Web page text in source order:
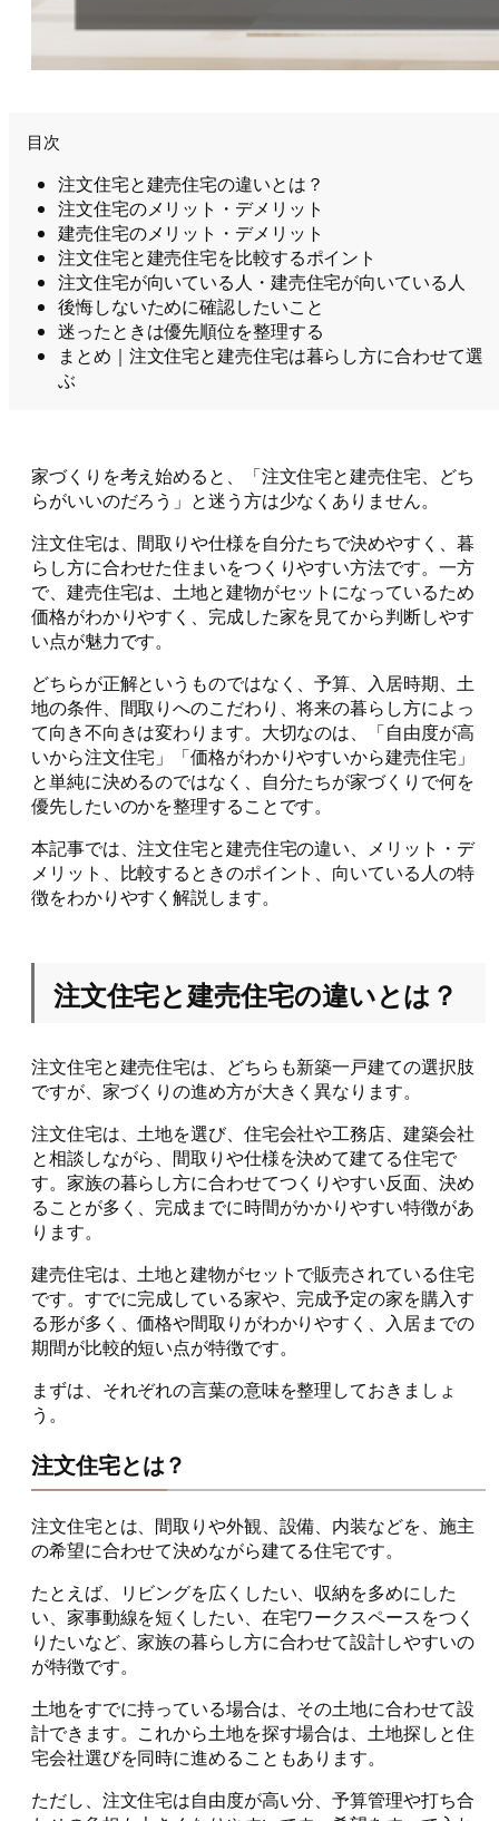
目次
注文住宅と建売住宅の違いとは？
注文住宅のメリット・デメリット
建売住宅のメリット・デメリット
注文住宅と建売住宅を比較するポイント
注文住宅が向いている人・建売住宅が向いている人
後悔しないために確認したいこと
迷ったときは優先順位を整理する
まとめ｜注文住宅と建売住宅は暮らし方に合わせて選
ぶ
家づくりを考え始めると、「注文住宅と建売住宅、どち
らがいいのだろう」と迷う方は少なくありません。
注文住宅は、間取りや仕様を自分たちで決めやすく、暮
らし方に合わせた住まいをつくりやすい方法です。一方
で、建売住宅は、土地と建物がセットになっているため
価格がわかりやすく、完成した家を見てから判断しやす
い点が魅力です。
どちらが正解というものではなく、予算、入居時期、土
地の条件、間取りへのこだわり、将来の暮らし方によっ
て向き不向きは変わります。大切なのは、「自由度が高
いから注文住宅」「価格がわかりやすいから建売住宅」
と単純に決めるのではなく、自分たちが家づくりで何を
優先したいのかを整理することです。
本記事では、注文住宅と建売住宅の違い、メリット・デ
メリット、比較するときのポイント、向いている人の特
徴をわかりやすく解説します。
注文住宅と建売住宅の違いとは？
注文住宅と建売住宅は、どちらも新築一戸建ての選択肢
ですが、家づくりの進め方が大きく異なります。
注文住宅は、土地を選び、住宅会社や工務店、建築会社
と相談しながら、間取りや仕様を決めて建てる住宅で
す。家族の暮らし方に合わせてつくりやすい反面、決め
ることが多く、完成までに時間がかかりやすい特徴があ
ります。
建売住宅は、土地と建物がセットで販売されている住宅
です。すでに完成している家や、完成予定の家を購入す
る形が多く、価格や間取りがわかりやすく、入居までの
期間が比較的短い点が特徴です。
まずは、それぞれの言葉の意味を整理しておきましょ
う。
注文住宅とは？
注文住宅とは、間取りや外観、設備、内装などを、施主
の希望に合わせて決めながら建てる住宅です。
たとえば、リビングを広くしたい、収納を多めにした
い、家事動線を短くしたい、在宅ワークスペースをつく
りたいなど、家族の暮らし方に合わせて設計しやすいの
が特徴です。
土地をすでに持っている場合は、その土地に合わせて設
計できます。これから土地を探す場合は、土地探しと住
宅会社選びを同時に進めることもあります。
ただし、注文住宅は自由度が高い分、予算管理や打ち合